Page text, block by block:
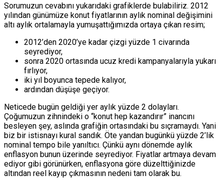
Sorumuzun cevabını yukarıdaki grafiklerde bulabiliriz. 2012
yılından günümüze konut fiyatlarının aylık nominal değişimini
altı aylık ortalamayla yumuşattığımızda ortaya çıkan resim;
2012’den 2020’ye kadar çizgi yüzde 1 civarında
seyrediyor,
sonra 2020 ortasında ucuz kredi kampanyalarıyla yukarı
fırlıyor,
iki yıl boyunca tepede kalıyor,
ardından düşüşe geçiyor.
Neticede bugün geldiği yer aylık yüzde 2 dolayları.
Çoğumuzun zihnindeki o “konut hep kazandırır” inancını
besleyen şey, aslında grafiğin ortasındaki bu sıçramaydı. Yani
biz bir istisnayı kural sandık. Öte yandan bugünkü yüzde 2’lik
nominal tempo bile yanıltıcı. Çünkü aynı dönemde aylık
enflasyon bunun üzerinde seyrediyor. Fiyatlar artmaya devam
ediyor gibi görünürken, enflasyona göre düzelttiğinizde
altından reel kayıp çıkmasının nedeni tam olarak bu.